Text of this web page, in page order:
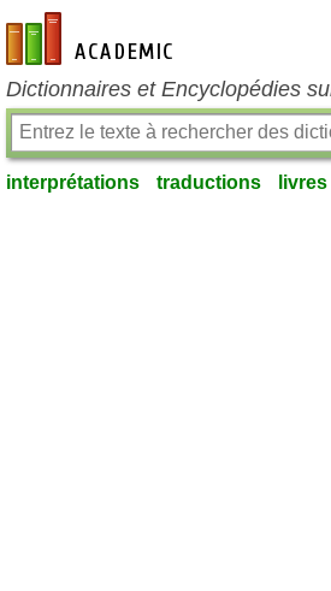
fr-academic.com
Dictionnaires et Encyclopédies
interprétations traductions livres